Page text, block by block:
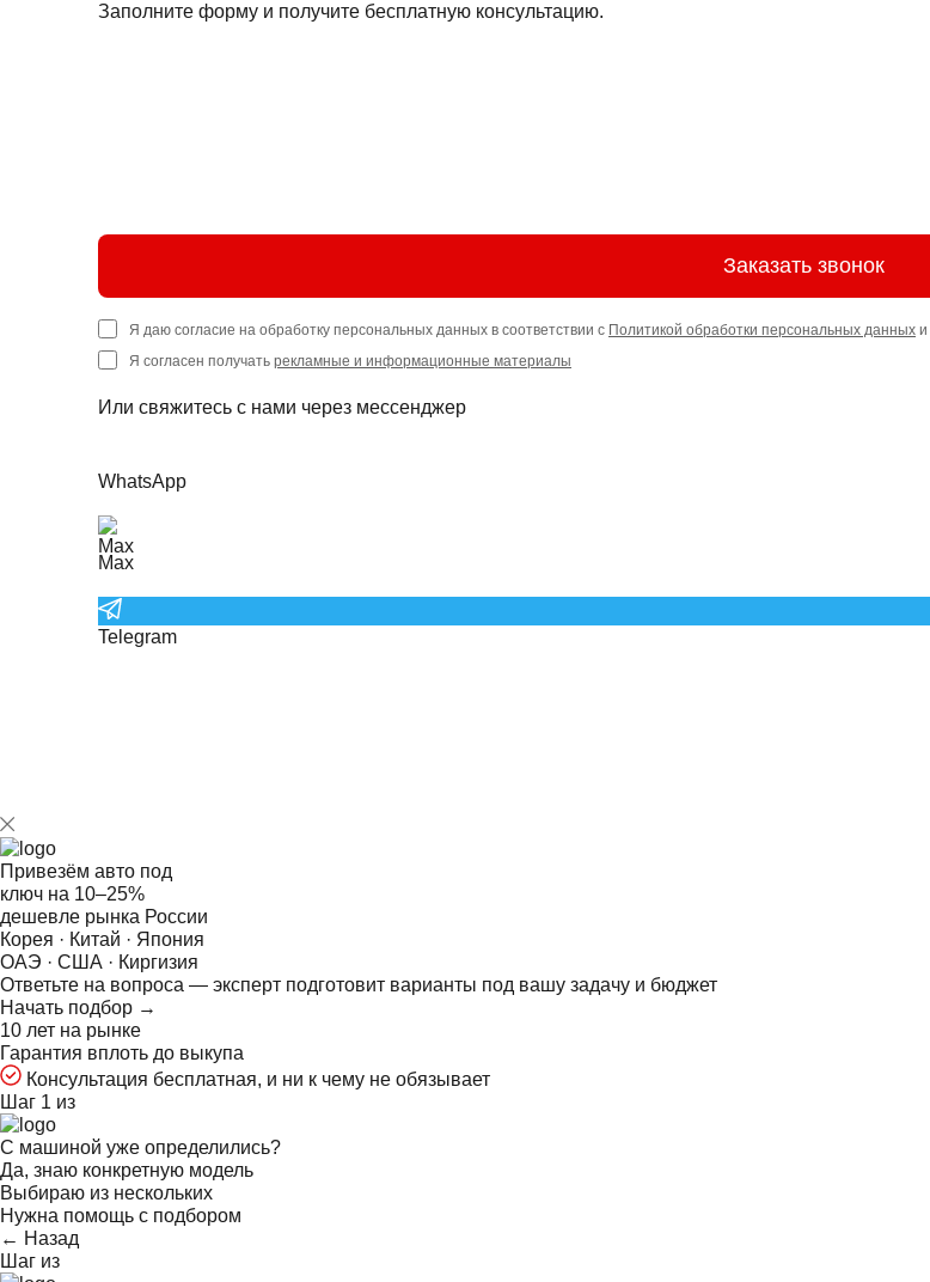
Заполните форму и получите бесплатную консультацию.
Заказать звонок
Я даю согласие на обработку персональных данных в соответствии с Политикой обработки персональных данных и
Я согласен получать рекламные и информационные материалы
Или свяжитесь с нами через мессенджер
WhatsApp
Max
Telegram
Привезём авто под
ключ на 10–25%
дешевле рынка России
Корея · Китай · Япония
ОАЭ · США · Киргизия
Ответьте на вопроса — эксперт подготовит варианты под вашу задачу и бюджет
Начать подбор →
10 лет на рынке
Гарантия вплоть до выкупа
Консультация бесплатная, и ни к чему не обязывает
Шаг 1 из
С машиной уже определились?
Да, знаю конкретную модель
Выбираю из нескольких
Нужна помощь с подбором
← Назад
Шаг из